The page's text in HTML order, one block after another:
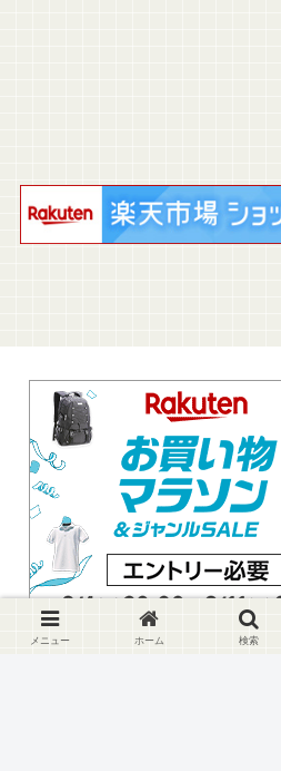
メニュー ホーム 検索